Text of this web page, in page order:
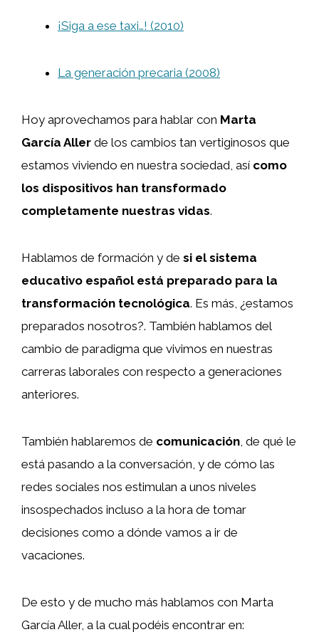
¡Siga a ese taxi…! (2010)
La generación precaria (2008)
Hoy aprovechamos para hablar con Marta
García Aller de los cambios tan vertiginosos que
estamos viviendo en nuestra sociedad, así como
los dispositivos han transformado
completamente nuestras vidas.
Hablamos de formación y de si el sistema
educativo español está preparado para la
transformación tecnológica. Es más, ¿estamos
preparados nosotros?. También hablamos del
cambio de paradigma que vivimos en nuestras
carreras laborales con respecto a generaciones
anteriores.
También hablaremos de comunicación, de qué le
está pasando a la conversación, y de cómo las
redes sociales nos estimulan a unos niveles
insospechados incluso a la hora de tomar
decisiones como a dónde vamos a ir de
vacaciones.
De esto y de mucho más hablamos con Marta
García Aller, a la cual podéis encontrar en: